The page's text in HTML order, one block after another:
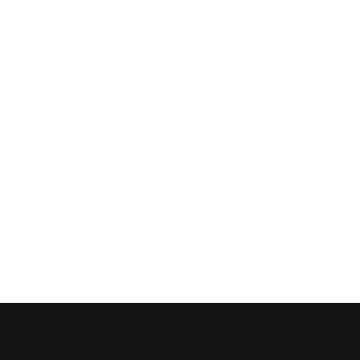
Personnalisez vos préférences pour